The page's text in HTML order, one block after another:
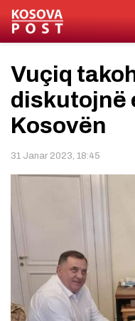
Vuçiq
diskutojnë
Kosovën
31 Janar 2023, 18:45